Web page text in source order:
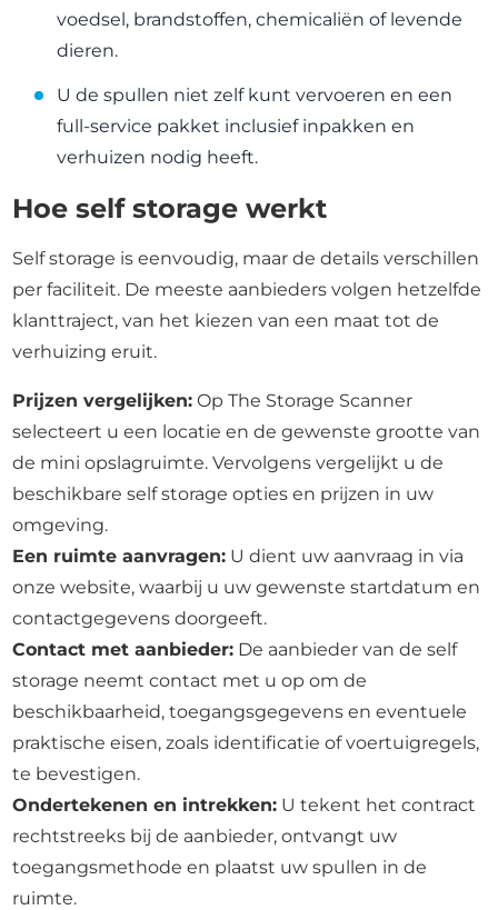
voedsel, brandstoffen, chemicaliën of levende
dieren.
U de spullen niet zelf kunt vervoeren en een
full-service pakket inclusief inpakken en
verhuizen nodig heeft.
Hoe self storage werkt
Self storage is eenvoudig, maar de details verschillen
per faciliteit. De meeste aanbieders volgen hetzelfde
klanttraject, van het kiezen van een maat tot de
verhuizing eruit.
Prijzen vergelijken: Op The Storage Scanner
selecteert u een locatie en de gewenste grootte van
de mini opslagruimte. Vervolgens vergelijkt u de
beschikbare self storage opties en prijzen in uw
omgeving.
Een ruimte aanvragen: U dient uw aanvraag in via
onze website, waarbij u uw gewenste startdatum en
contactgegevens doorgeeft.
Contact met aanbieder: De aanbieder van de self
storage neemt contact met u op om de
beschikbaarheid, toegangsgegevens en eventuele
praktische eisen, zoals identificatie of voertuigregels,
te bevestigen.
Ondertekenen en intrekken: U tekent het contract
rechtstreeks bij de aanbieder, ontvangt uw
toegangsmethode en plaatst uw spullen in de
ruimte.